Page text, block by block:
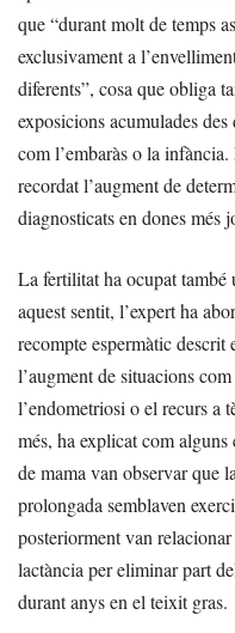
que “durant molt de temps
exclusivament a
diferents”, cosa que obliga
exposicions acumulades
com l’embaràs o la
recordat l’augment de
diagnosticats en dones més
La fertilitat ha ocupat també
aquest sentit, l’expert ha
recompte espermàtic
l’augment de situacions
l’endometriosi o el recurs a
més, ha explicat com alguns
de mama van observar que
prolongada semblaven
posteriorment van
lactància per eliminar part
durant anys en el teixit gras.